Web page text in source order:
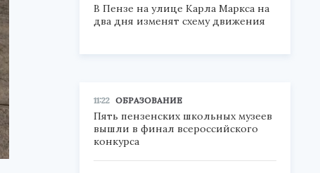
В Пензе на улице Карла Маркса на
два дня изменят схему движения
11:22 ОБРАЗОВАНИЕ
Пять пензенских школьных музеев
вышли в финал всероссийского
конкурса